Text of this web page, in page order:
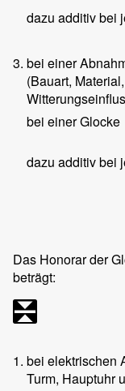
dazu additiv bei
3. bei einer
(Bauart,
bei einer Glocke
dazu additiv bei
Das Honorar der
beträgt:
1. bei elektrischen
Turm, Hauptuhr